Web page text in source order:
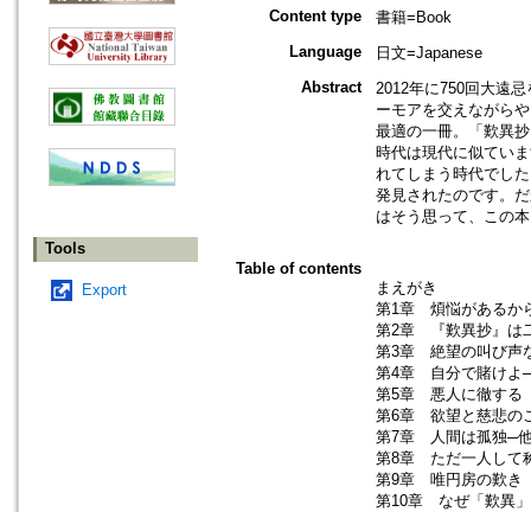
Tools
Export
Content type
書籍=Book
Language
日文=Japanese
Abstract
2012年に750回大遠
ーモアを交えながら
最適の一冊。「歎異
時代は現代に似てい
れてしまう時代でし
発見されたのです。
はそう思って、この
Table of contents
まえがき
第1章 煩悩があるか
第2章 『歎異抄』は
第3章 絶望の叫び声
第4章 自分で賭けよ
第5章 悪人に徹する
第6章 欲望と慈悲の
第7章 人間は孤独─
第8章 ただ一人して
第9章 唯円房の歎き
第10章 なぜ「歎異